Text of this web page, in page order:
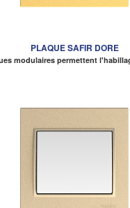
PLAQUE SAFIR DORE
modulaires permettent